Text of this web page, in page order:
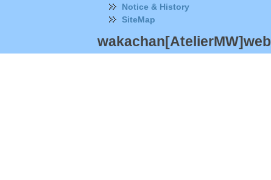
Notice & History
SiteMap
wakachan[AtelierMW]web